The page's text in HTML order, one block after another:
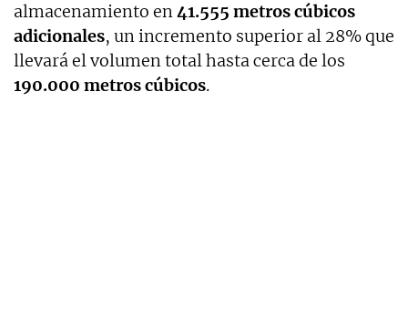
almacenamiento en41.555 metros cúbicos
adicionales, un incremento superior al 28% que
llevará el volumen total hasta cerca de los
190.000 metros cúbicos.